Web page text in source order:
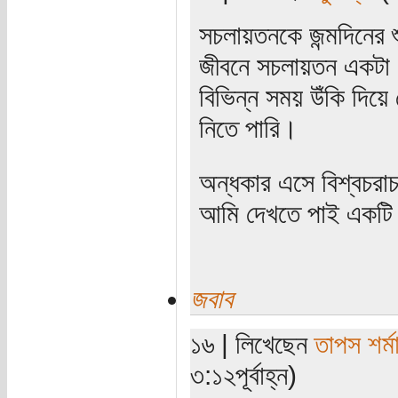
সচলায়তনকে
জীবনে সচলায়তন একটা
বিভিন্ন সময় উঁকি দিয়ে
নিতে পারি।
অন্ধকার এসে
আমি দেখতে পাই
জবাব
১৬ | লিখেছেনতাপস
৩:১২পূর্বাহ্ন)